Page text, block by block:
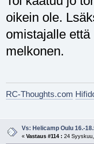
oikein ole.
omistajalle
melkonen.
RC-Thoughts.com
Vs: Helicamp Oulu 16.-
« Vastaus #114 : 24